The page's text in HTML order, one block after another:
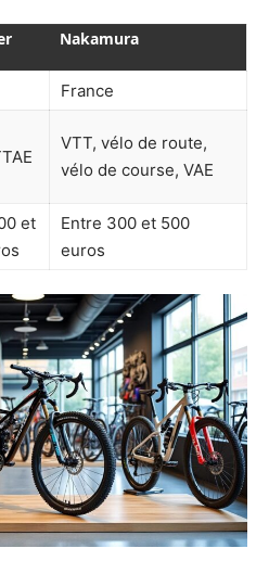
Nakamura
France
VTT, vélo de route,
vélo de course, VAE
et
Entre 300 et 500
euros